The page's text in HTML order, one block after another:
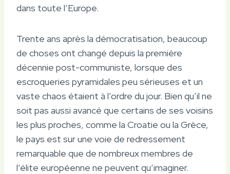
dans toute l’Europe.
Trente ans après la démocratisation, beaucoup
de choses ont changé depuis la première
décennie post-communiste, lorsque des
escroqueries pyramidales peu sérieuses et un
vaste chaos étaient à l’ordre du jour. Bien qu’il ne
soit pas aussi avancé que certains de ses voisins
les plus proches, comme la Croatie ou la Grèce,
le pays est sur une voie de redressement
remarquable que de nombreux membres de
l’élite européenne ne peuvent qu’imaginer.